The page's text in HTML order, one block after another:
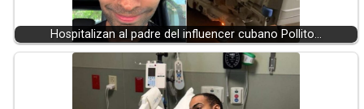
Hospitalizan al padre del influencer cubano Pollito…